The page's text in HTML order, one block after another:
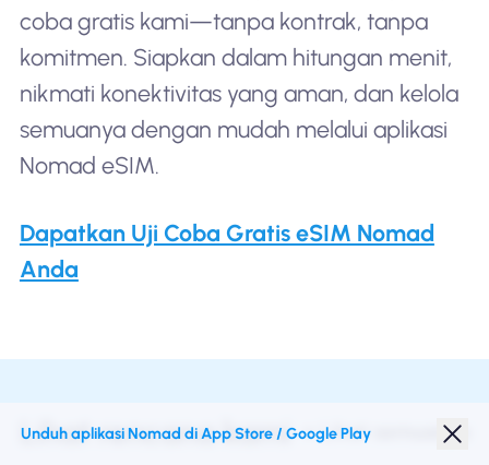
coba gratis kami—tanpa kontrak, tanpa
komitmen. Siapkan dalam hitungan menit,
nikmati konektivitas yang aman, dan kelola
semuanya dengan mudah melalui aplikasi
Nomad eSIM.
Dapatkan Uji Coba Gratis eSIM Nomad
Anda
Lihat rencana kami + Lihat semuanya
Unduh aplikasi Nomad di App Store / Google Play